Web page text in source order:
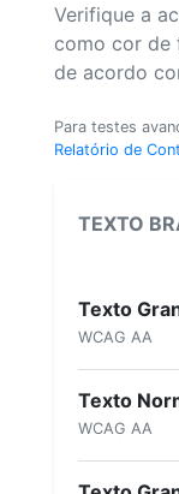
Verifique a
como cor de
de acordo
Para testes
Relatório de
TEXTO
Texto
WCAG AA
Texto
WCAG AA